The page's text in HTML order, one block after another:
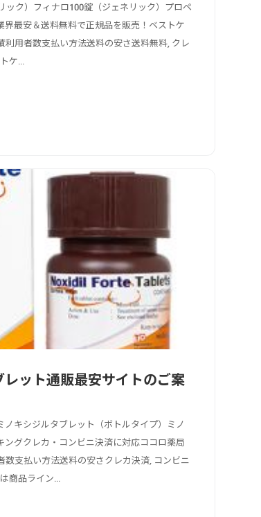
ク）フィナロ100錠（ジェネリック）プロペ
最安＆送料無料で正規品を販売！ベストケ
用者数支払い方法送料の安さ送料無料, クレ
ケ...
レット通販最安サイトのご案
キシジルタブレット（ボトルタイプ）ミノ
グクレカ・コンビニ決済に対応ココロ薬局
支払い方法送料の安さクレカ決済, コンビニ
商品ライン...